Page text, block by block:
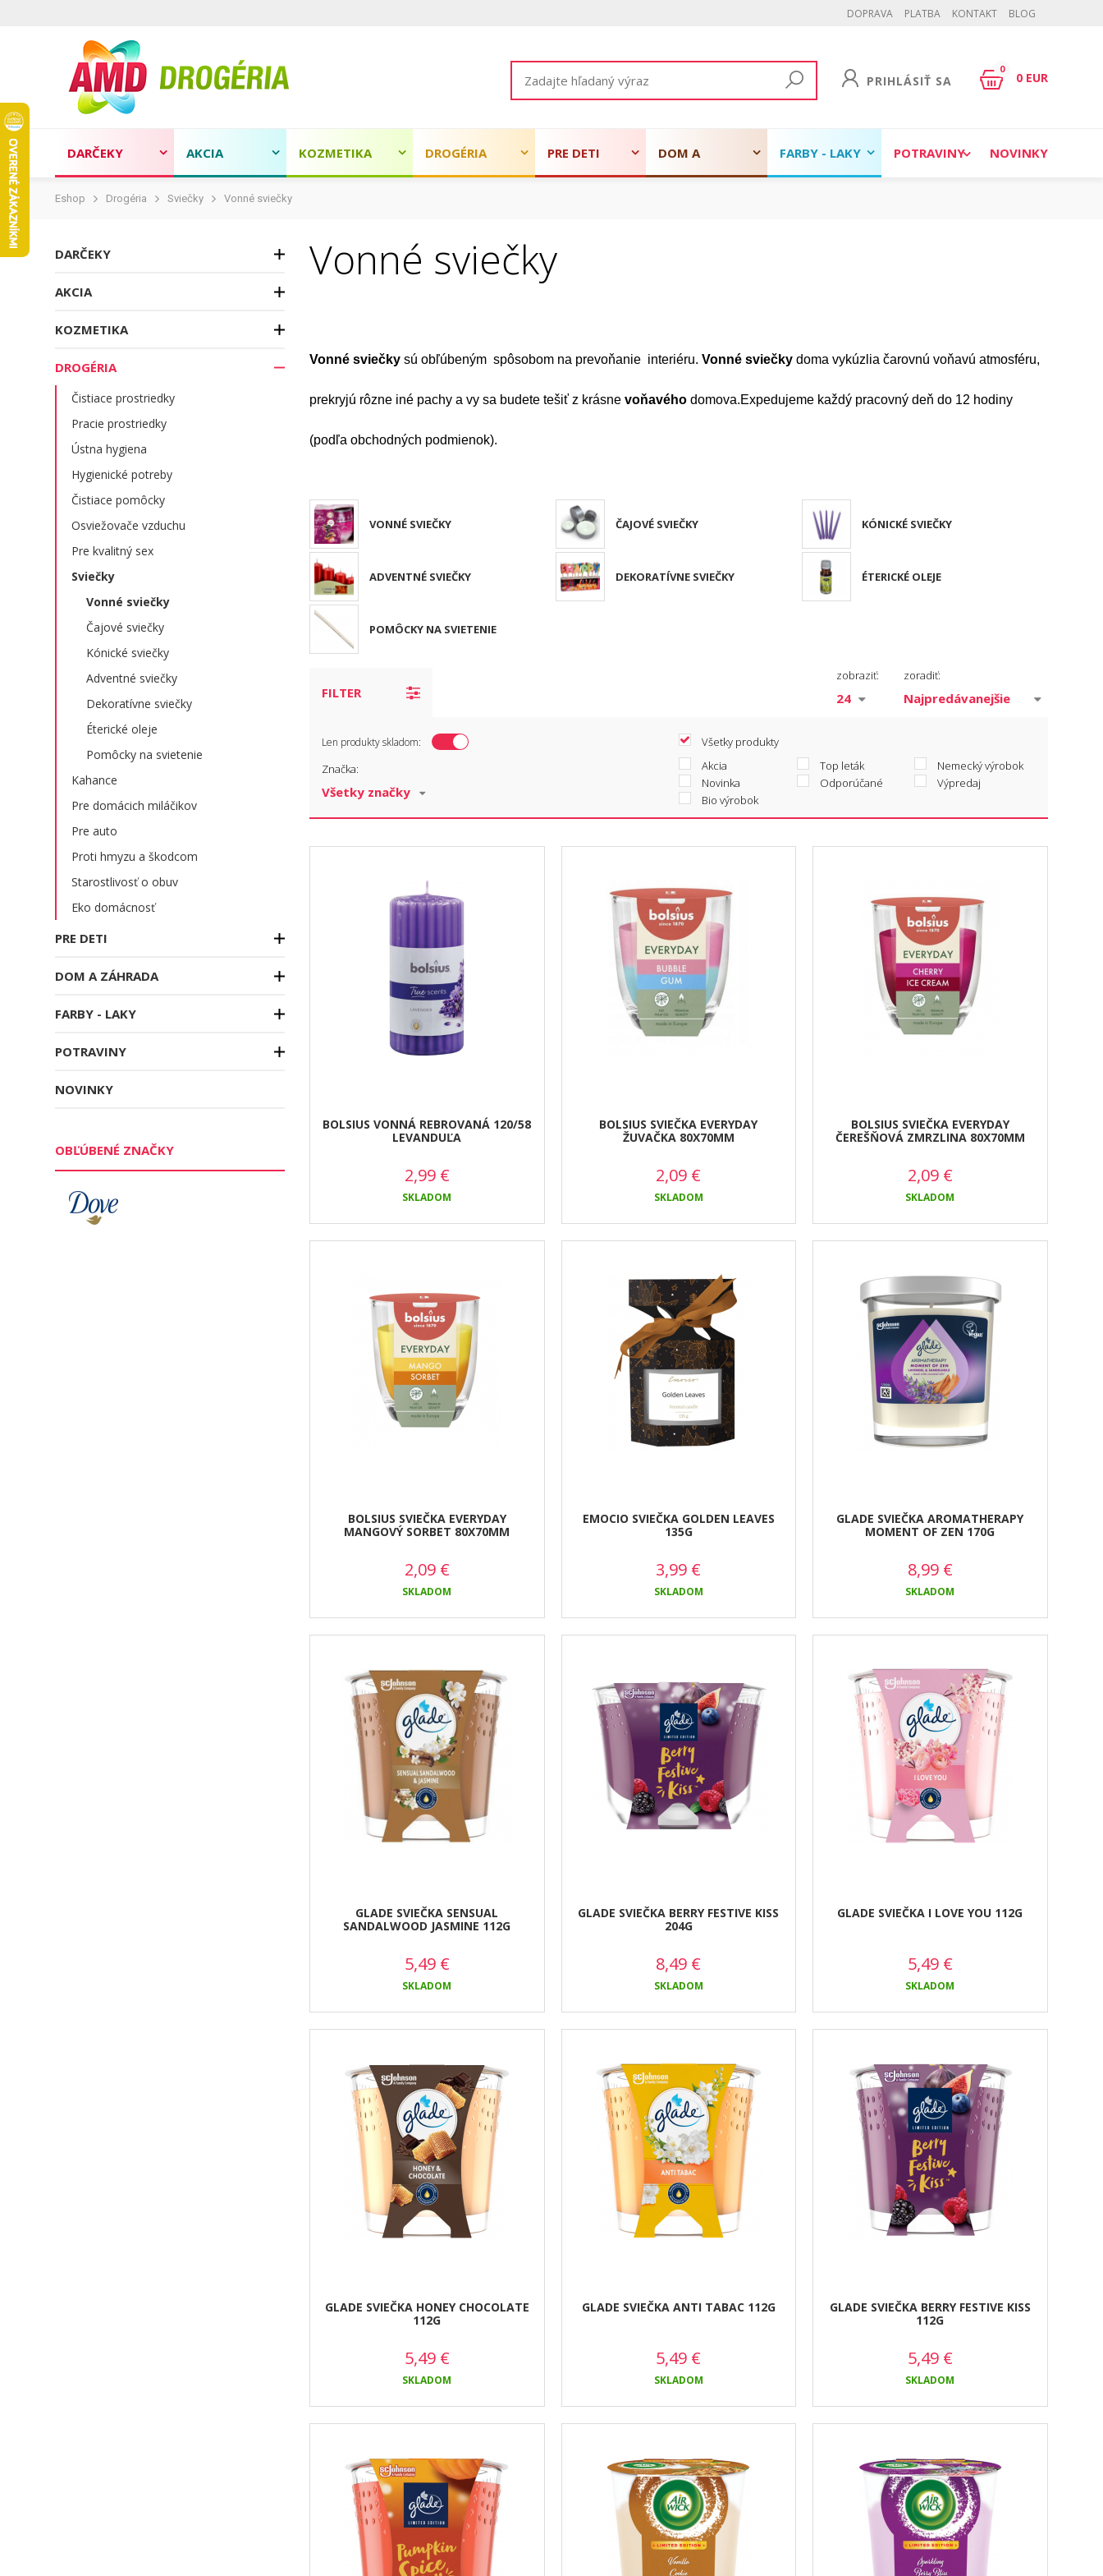
DOPRAVA PLATBA KONTAKT BLOG
PRIHLÁSIŤ SA
0
0 EUR
DARČEKY AKCIA KOZMETIKA DROGÉRIA PRE DETI DOM A FARBY - LAKY POTRAVINY NOVINKY
Eshop Drogéria Sviečky Vonné sviečky
DARČEKY
AKCIA
KOZMETIKA
DROGÉRIA
Čistiace prostriedky
Pracie prostriedky
Ústna hygiena
Hygienické potreby
Čistiace pomôcky
Osviežovače vzduchu
Pre kvalitný sex
Sviečky
Vonné sviečky
Čajové sviečky
Kónické sviečky
Adventné sviečky
Dekoratívne sviečky
Éterické oleje
Pomôcky na svietenie
Kahance
Pre domácich miláčikov
Pre auto
Proti hmyzu a škodcom
Starostlivosť o obuv
Eko domácnosť
PRE DETI
DOM A ZÁHRADA
FARBY - LAKY
POTRAVINY
NOVINKY
OBĽÚBENÉ ZNAČKY
Vonné sviečky
Vonné sviečky sú obľúbeným spôsobom na prevoňanie interiéru. Vonné sviečky doma vykúzlia čarovnú voňavú atmosféru,
prekryjú rôzne iné pachy a vy sa budete tešiť z krásne voňavého domova.Expedujeme každý pracovný deň do 12 hodiny
(podľa obchodných podmienok).
VONNÉ SVIEČKY ČAJOVÉ SVIEČKY KÓNICKÉ SVIEČKY
ADVENTNÉ SVIEČKY DEKORATÍVNE SVIEČKY ÉTERICKÉ OLEJE
POMÔCKY NA SVIETENIE
FILTER
zobraziť: zoradiť:
Len produkty skladom:
Značka:
Všetky produkty
Akcia
Top leták
Nemecký výrobok
Novinka
Odporúčané
Výpredaj
Bio výrobok
BOLSIUS VONNÁ REBROVANÁ 120/58
LEVANDUĽA
2,99 €
SKLADOM
BOLSIUS SVIEČKA EVERYDAY
ŽUVAČKA 80X70MM
2,09 €
SKLADOM
BOLSIUS SVIEČKA EVERYDAY
ČEREŠŇOVÁ ZMRZLINA 80X70MM
2,09 €
SKLADOM
BOLSIUS SVIEČKA EVERYDAY
MANGOVÝ SORBET 80X70MM
2,09 €
SKLADOM
EMOCIO SVIEČKA GOLDEN LEAVES
135G
3,99 €
SKLADOM
GLADE SVIEČKA AROMATHERAPY
MOMENT OF ZEN 170G
8,99 €
SKLADOM
GLADE SVIEČKA SENSUAL
SANDALWOOD JASMINE 112G
5,49 €
SKLADOM
GLADE SVIEČKA BERRY FESTIVE KISS
204G
8,49 €
SKLADOM
GLADE SVIEČKA I LOVE YOU 112G
5,49 €
SKLADOM
GLADE SVIEČKA HONEY CHOCOLATE
112G
5,49 €
SKLADOM
GLADE SVIEČKA ANTI TABAC 112G
5,49 €
SKLADOM
GLADE SVIEČKA BERRY FESTIVE KISS
112G
5,49 €
SKLADOM